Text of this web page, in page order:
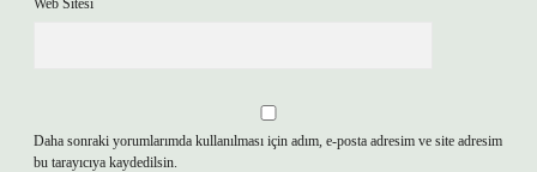
Web Sitesi
Daha sonraki yorumlarımda kullanılması için adım, e-posta adresim ve site adresim
bu tarayıcıya kaydedilsin.